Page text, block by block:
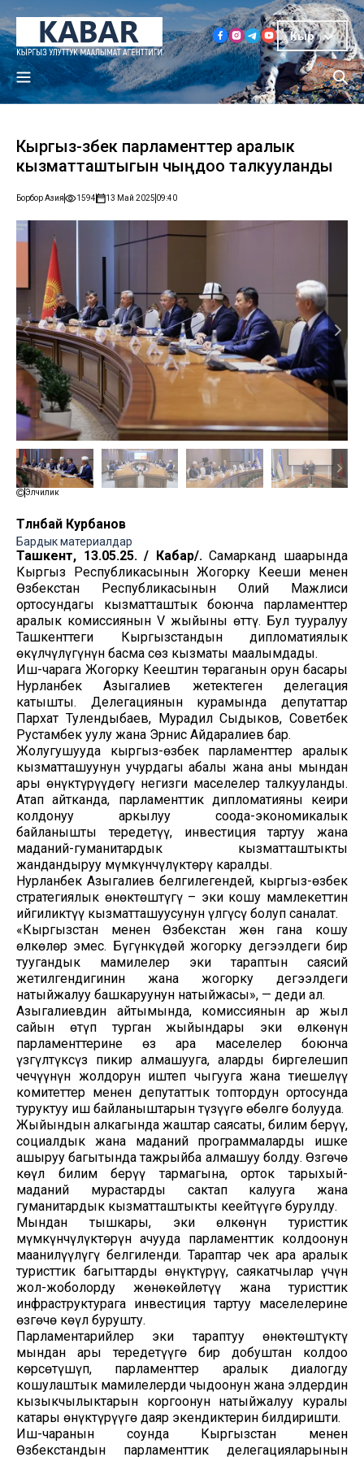
Кыр
Кыргыз-өзбек парламенттер аралык
кызматташтыгын чыңдоо талкууланды
Борбор Азия 1594 13 Май 2025 09:40
Элчилик
Төлөнбай Курбанов
Бардык материалдар
Ташкент, 13.05.25. / Кабар/.Самарканд шаарында
Кыргыз Республикасынын Жогорку Кеңеши менен
Өзбекстан Республикасынын Олий Мажлиси
ортосундагы кызматташтык боюнча парламенттер
аралык комиссиянын V жыйыны өттү. Бул тууралуу
Ташкенттеги Кыргызстандын дипломатиялык
өкүлчүлүгүнүн басма сөз кызматы маалымдады.
Иш-чарага Жогорку Кеңештин төраганын орун басары
Нурланбек Азыгалиев жетектеген делегация
катышты. Делегациянын курамында депутаттар
Пархат Тулендыбаев, Мурадил Сыдыков, Советбек
Рустамбек уулу жана Эрнис Айдаралиев бар.
Жолугушууда кыргыз-өзбек парламенттер аралык
кызматташуунун учурдагы абалы жана аны мындан
ары өнүктүрүүдөгү негизги маселелер талкууланды.
Атап айтканда, парламенттик дипломатияны кеңири
колдонуу аркылуу соода-экономикалык
байланышты тереңдетүү, инвестиция тартуу жана
маданий-гуманитардык кызматташтыкты
жандандыруу мүмкүнчүлүктөрү каралды.
Нурланбек Азыгалиев белгилегендей, кыргыз-өзбек
стратегиялык өнөктөштүгү – эки коңшу мамлекеттин
ийгиликтүү кызматташуусунун үлгүсү болуп саналат.
«Кыргызстан менен Өзбекстан жөн гана коңшу
өлкөлөр эмес. Бүгүнкүдөй жогорку деңгээлдеги бир
туугандык мамилелер эки тараптын саясий
жетилгендигинин жана жогорку деңгээлдеги
натыйжалуу башкаруунун натыйжасы», — деди ал.
Азыгалиевдин айтымында, комиссиянын ар жыл
сайын өтүп турган жыйындары эки өлкөнүн
парламенттерине өз ара маселелер боюнча
үзгүлтүксүз пикир алмашууга, аларды биргелешип
чечүүнүн жолдорун иштеп чыгууга жана тиешелүү
комитеттер менен депутаттык топтордун ортосунда
туруктуу иш байланыштарын түзүүгө өбөлгө болууда.
Жыйындын алкагында жаштар саясаты, билим берүү,
социалдык жана маданий программаларды ишке
ашыруу багытында тажрыйба алмашуу болду. Өзгөчө
көңүл билим берүү тармагына, орток тарыхый-
маданий мурастарды сактап калууга жана
гуманитардык кызматташтыкты кеңейтүүгө бурулду.
Мындан тышкары, эки өлкөнүн туристтик
мүмкүнчүлүктөрүн ачууда парламенттик колдоонун
маанилүүлүгү белгиленди. Тараптар чек ара аралык
туристтик багыттарды өнүктүрүү, саякатчылар үчүн
жол-жоболорду жөнөкөйлөтүү жана туристтик
инфраструктурага инвестиция тартуу маселелерине
өзгөчө көңүл бурушту.
Парламентарийлер эки тараптуу өнөктөштүктү
мындан ары тереңдетүүгө бир добуштан колдоо
көрсөтүшүп, парламенттер аралык диалогду
коңшулаштык мамилелерди чыңдоонун жана элдердин
кызыкчылыктарын коргоонун натыйжалуу куралы
катары өнүктүрүүгө даяр экендиктерин билдиришти.
Иш-чаранын соңунда Кыргызстан менен
Өзбекстандын парламенттик делегацияларынын